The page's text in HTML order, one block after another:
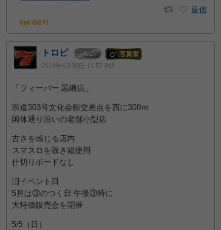
返信
8pt GET!
トロピ 一般2位
2024年4月30日 11:57 AM
「フィーバー 黒磯店」
県道303号文化会館交差点を西に300ｍ
国体通り沿いの老舗小型店
古さを感じる店内
スマスロを除き箱使用
仕切りボードなし
旧イベント日
5月は③のつく日 午後③時に
大特価販売会を開催
5/5（日）